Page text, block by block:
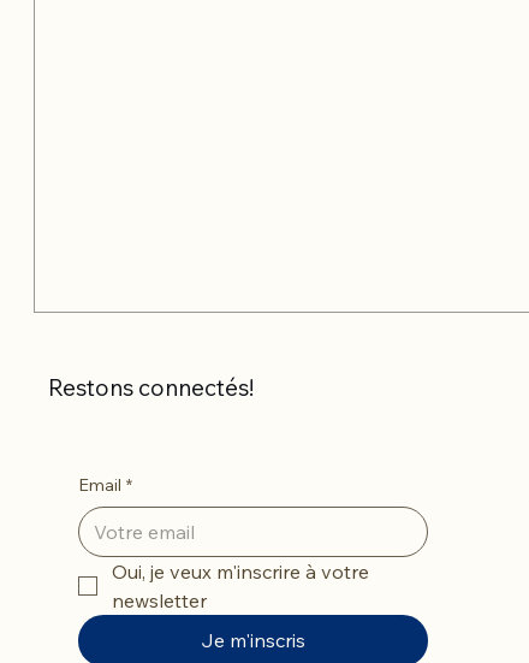
Restons connectés!
Email *
Oui, je veux m'inscrire à votre
newsletter
Je m'inscris